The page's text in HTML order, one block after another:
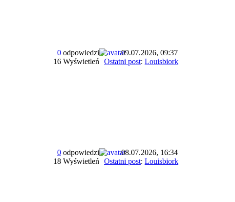
0 odpowiedzi
16 Wyświetleń
09.07.2026, 09:37
Ostatni post: Louisbiork
0 odpowiedzi
18 Wyświetleń
08.07.2026, 16:34
Ostatni post: Louisbiork